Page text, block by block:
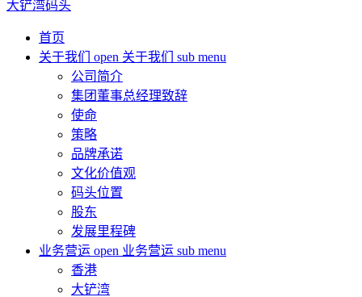
大铲湾码头
首页
关于我们 open 关于我们 sub menu
公司简介
集团董事总经理致辞
使命
策略
品牌承诺
文化价值观
码头位置
股东
发展里程碑
业务营运 open 业务营运 sub menu
香港
大铲湾